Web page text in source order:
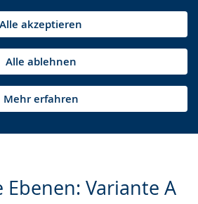
Alle akzeptieren
Alle ablehnen
Mehr erfahren
Ebenen: Variante A